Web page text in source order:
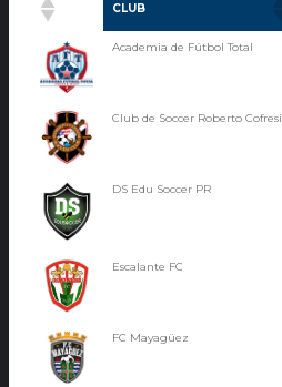
CLUB
Academia de Fútbol Total
Club de Soccer Roberto Cofresi
DS Edu Soccer PR
Escalante FC
FC Mayagüez